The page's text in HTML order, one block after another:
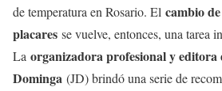
de temperatura en Rosario. El cambio
placares se vuelve, entonces, una tarea
La organizadora profesional y editora
Dominga (JD) brindó una serie de